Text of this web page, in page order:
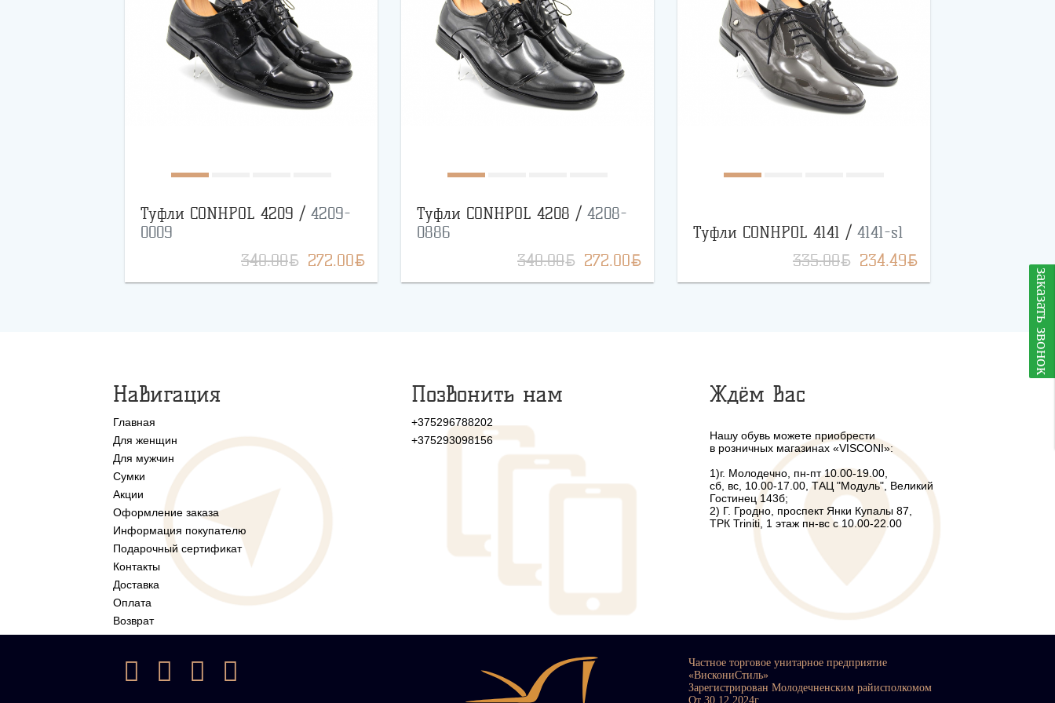
Туфли CONHPOL 4209 / 4209-
0009
340.00BYN 272.00BYN
Туфли CONHPOL 4208 / 4208-
0886
340.00BYN 272.00BYN
Туфли CONHPOL 4141 / 4141-s1
335.00BYN 234.49BYN
заказать звонок
Навигация
Главная
Для женщин
Для мужчин
Сумки
Акции
Оформление заказа
Информация покупателю
Подарочный сертификат
Контакты
Доставка
Оплата
Возврат
Позвонить нам
+375296788202
+375293098156
Ждём Вас
Нашу обувь можете приобрести
в розничных магазинах «VISCONI»:
1)г. Молодечно, пн-пт 10.00-19.00,
сб, вс, 10.00-17.00, ТАЦ "Модуль", Великий
Гостинец 143б;
2) Г. Гродно, проспект Янки Купалы 87,
ТРК Triniti, 1 этаж пн-вс с 10.00-22.00
Частное торговое унитарное предприятие
«ВискониСтиль»
Зарегистрирован Молодечненским райисполкомом
От 30.12.2024г